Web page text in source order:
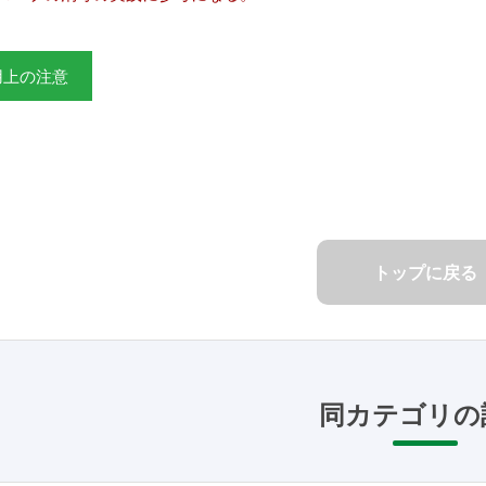
の注意
トップに戻る
同カテゴリ